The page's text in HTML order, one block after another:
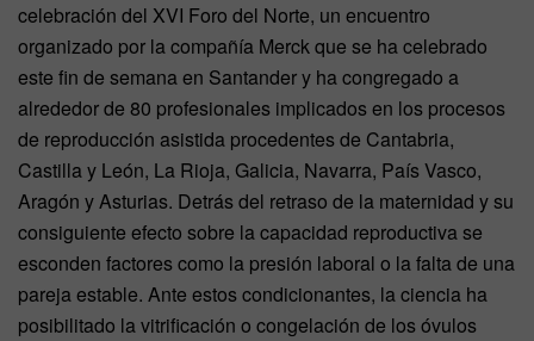
celebración del XVI Foro del Norte, un encuentro
organizado por la compañía Merck que se ha celebrado
este fin de semana en Santander y ha congregado a
alrededor de 80 profesionales implicados en los procesos
de reproducción asistida procedentes de Cantabria,
Castilla y León, La Rioja, Galicia, Navarra, País Vasco,
Aragón y Asturias. Detrás del retraso de la maternidad y su
consiguiente efecto sobre la capacidad reproductiva se
esconden factores como la presión laboral o la falta de una
pareja estable. Ante estos condicionantes, la ciencia ha
posibilitado la vitrificación o congelación de los óvulos